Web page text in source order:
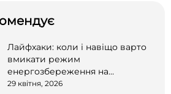
Лайфхаки: коли і навіщо варто
вмикати режим
енергозбереження на
смартфоні
29 квітня, 2026